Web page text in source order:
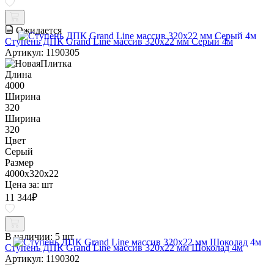
Ожидается
Ступень ДПК Grand Line массив 320х22 мм Серый 4м
Артикул: 1190305
Длина
4000
Ширина
320
Ширина
320
Цвет
Серый
Размер
4000x320x22
Цена за: шт
11 344₽
В наличии: 5 шт
Ступень ДПК Grand Line массив 320х22 мм Шоколад 4м
Артикул: 1190302